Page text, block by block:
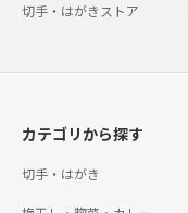
切手・はがきストア
カテゴリから探す
切手・はがき